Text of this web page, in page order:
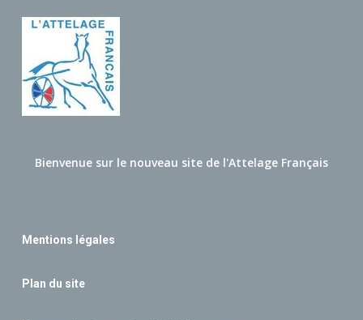
Bienvenue sur le nouveau site de l'Attelage Français
Mentions légales
Plan du site